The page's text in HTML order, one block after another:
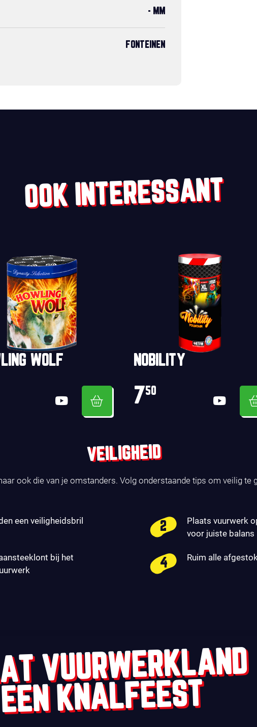
- MM
FONTEINEN
OOK INTERESSANT
WOLF NOBILITY
750
VEILIGHEID
ook die van je omstanders. Volg onderstaande tips om veilig te
een veiligheidsbril
Plaats vuurwerk
voor juiste balans
bij het
Ruim alle
VUURWERKLAND
KNALFEEST